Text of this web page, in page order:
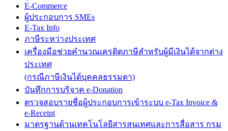
E-Commerce
ผู้ประกอบการ SMEs
E-Tax Info
ภาษีระหว่างประเทศ
เครื่องมือช่วยคำนวณเครดิตภาษีสำหรับผู้มีเงินได้จากต่าง
ประเทศ
(กรณีภาษีเงินได้บุคคลธรรมดา)
บันทึกการบริจาค e-Donation
ตรวจสอบรายชื่อผู้ประกอบการเข้าระบบ e-Tax Invoice &
e-Receipt
มาตรฐานด้านเทคโนโลยีสารสนเทศและการสื่อสาร กรม